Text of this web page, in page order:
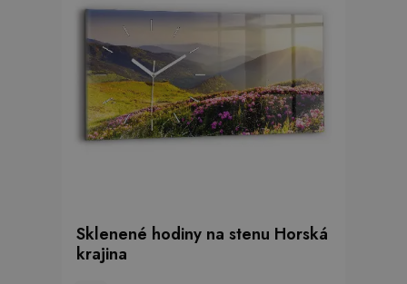
Sklenené hodiny na stenu Horská
krajina